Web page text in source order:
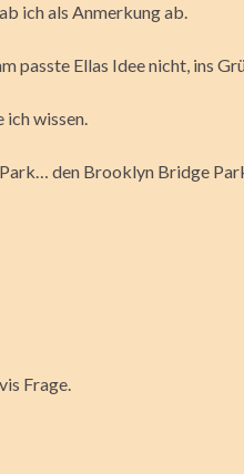
ich als Anmerkung ab.
passte Ellas Idee nicht, ins
ich wissen.
den Brooklyn Bridge
Frage.